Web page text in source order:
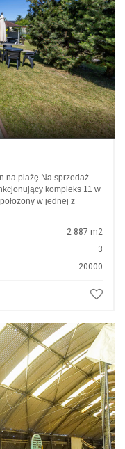
na plażę Na sprzedaż
kompleks 11 w
w jednej z
2 887 m2
3
20000